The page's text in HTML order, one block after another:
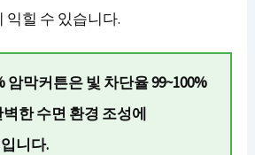
익힐 수 있습니다.
암막커튼은 빛 차단율 99~100%
벽한 수면 환경 조성에
니다.